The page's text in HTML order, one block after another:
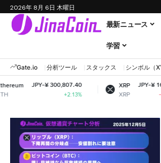
2026年 8月 6日 木曜日
最新ニュース
学習
Gate.io 分析ツール スタックス シンボル（
JPY-¥ 300,807.40
XRP
XRP
JPY-¥ 165.14